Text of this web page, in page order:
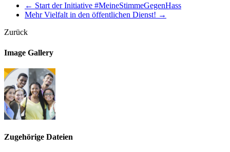
← Start der Initiative #MeineStimmeGegenHass
Mehr Vielfalt in den öffentlichen Dienst! →
Zurück
Image Gallery
Zugehörige Dateien